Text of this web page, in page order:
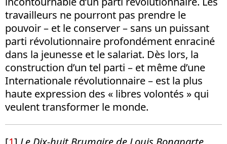
travailleurs ne pourront pas prendre le
pouvoir – et le conserver – sans un puissant
parti révolutionnaire profondément enraciné
dans la jeunesse et le salariat. Dès lors, la
construction d’un tel parti – et même d’une
Internationale révolutionnaire – est la plus
haute expression des « libres volontés » qui
veulent transformer le monde.